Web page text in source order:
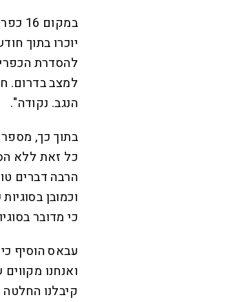
להסדרת
למצב בדרום.
הנגב. נקודה".
כל זאת ללא
הרבה דברים
וכמובן
כי מדובר
עבאס הוסיף
ואנחנו
קיבלנו